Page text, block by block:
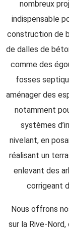
nombreux
indispensable
construction de
de dalles de
comme des
fosses
aménager des
notamment
systèmes
nivelant, en
réalisant un
enlevant des
corrigeant
Nous offrons
sur la Rive-